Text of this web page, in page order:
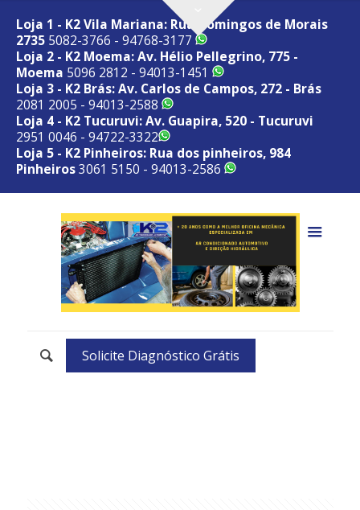
Loja 1 - K2 Vila Mariana: Rua Domingos de Morais
2735 5082-3766 - 94768-3177
Loja 2 - K2 Moema: Av. Hélio Pellegrino, 775 -
Moema 5096 2812 - 94013-1451
Loja 3 - K2 Brás: Av. Carlos de Campos, 272 - Brás
2081 2005 - 94013-2588
Loja 4 - K2 Tucuruvi: Av. Guapira, 520 - Tucuruvi
2951 0046 - 94722-3322
Loja 5 - K2 Pinheiros: Rua dos pinheiros, 984
Pinheiros3061 5150 - 94013-2586
Solicite Diagnóstico Grátis